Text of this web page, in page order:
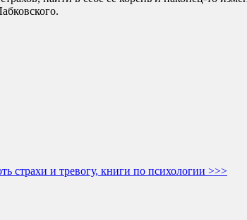
страхи и тревогу, книги по психологии >>>